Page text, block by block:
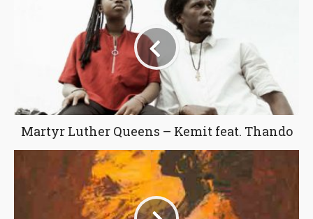
Martyr Luther Queens – Kemit feat. Thando